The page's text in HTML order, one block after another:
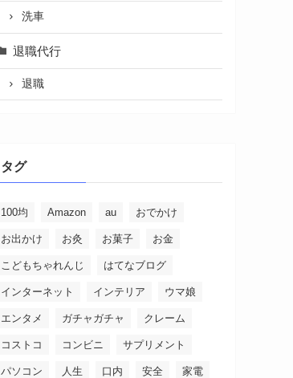
洗車
退職代行
退職
タグ
100均 Amazon au おでかけ
お出かけ お灸 お菓子 お金
こどもちゃれんじ はてなブログ
インターネット インテリア ウマ娘
エンタメ ガチャガチャ クレーム
コストコ コンビニ サプリメント
パソコン 人生 口内 安全 家電